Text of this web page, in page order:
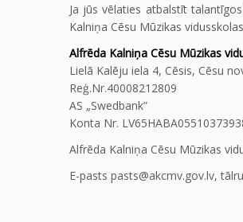
Ja jūs vēlaties atbalstīt
Kalniņa Cēsu Mūzikas
Alfrēda Kalniņa Cēsu Mūzikas
Lielā Kalēju iela 4, Cēsis, Cēsu
Reģ.Nr.40008212809
AS „Swedbank”
Konta Nr.
Alfrēda Kalniņa Cēsu Mūzikas
E-pasts pasts@akcmv.gov.lv,